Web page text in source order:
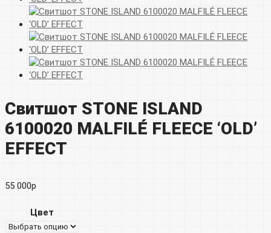
Свитшот STONE ISLAND
6100020 MALFILÉ FLEECE ‘OLD’
EFFECT
55 000р
Цвет